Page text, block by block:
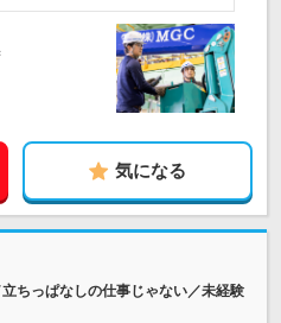
気になる
ちっぱなしの仕事じゃない／未経験